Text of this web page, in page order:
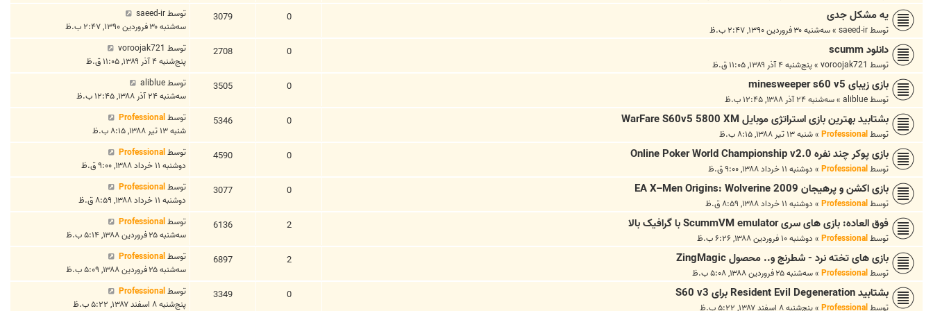
یه مشکل جدی
توسطsaeed-ir
»سه‌شنبه ۳۰ فروردین ۱۳۹۰, ۲:۴۷ ب.ظ
0
3079 توسطsaeed-ir
سه‌شنبه ۳۰ فروردین ۱۳۹۰, ۲:۴۷ ب.ظ
دانلود scumm
توسط voroojak721
»پنج‌شنبه ۴ آذر ۱۳۸۹, ۱۱:۰۵ ق.ظ
0
2708 توسط voroojak721
پنج‌شنبه ۴ آذر ۱۳۸۹, ۱۱:۰۵ ق.ظ
بازی زيبای minesweeper s60 v5
توسطaliblue
»سه‌شنبه ۲۴ آذر ۱۳۸۸, ۱۲:۴۵ ب.ظ
0
3505 توسطaliblue
سه‌شنبه ۲۴ آذر ۱۳۸۸, ۱۲:۴۵ ب.ظ
بشتابید بهترین بازی استراتژی موبایل WarFare S60v5 5800 XM
توسطProfessional
»شنبه ۱۳ تیر ۱۳۸۸, ۸:۱۵ ب.ظ
0
5346 توسطProfessional
شنبه ۱۳ تیر ۱۳۸۸, ۸:۱۵ ب.ظ
بازی پوکر چند نفره Online Poker World Championship v2.0
توسطProfessional
» دوشنبه ۱۱ خرداد ۱۳۸۸, ۹:۰۰ ق.ظ
0
4590 توسطProfessional
دوشنبه ۱۱ خرداد ۱۳۸۸, ۹:۰۰ ق.ظ
بازی اکشن و پرهیجان EA X–Men Origins: Wolverine 2009
توسطProfessional
» دوشنبه ۱۱ خرداد ۱۳۸۸, ۸:۵۹ ق.ظ
0
3077 توسطProfessional
دوشنبه ۱۱ خرداد ۱۳۸۸, ۸:۵۹ ق.ظ
فوق العاده: بازی های سری ScummVM emulator با گرافیک بالا
توسطProfessional
» دوشنبه ۱۰ فروردین ۱۳۸۸, ۶:۲۶ ب.ظ
2
6136 توسطProfessional
سه‌شنبه ۲۵ فروردین ۱۳۸۸, ۵:۱۴ ب.ظ
بازی های تخته نرد - شطرنج و.. محصول ZingMagic
توسطProfessional
»سه‌شنبه ۲۵ فروردین ۱۳۸۸, ۵:۰۸ ب.ظ
2
6897 توسطProfessional
سه‌شنبه ۲۵ فروردین ۱۳۸۸, ۵:۰۹ ب.ظ
بشتابید Resident Evil Degeneration برای S60 v3
توسطProfessional
»پنج‌شنبه ۸ اسفند ۱۳۸۷, ۵:۲۲ ب.ظ
0
3349 توسطProfessional
پنج‌شنبه ۸ اسفند ۱۳۸۷, ۵:۲۲ ب.ظ